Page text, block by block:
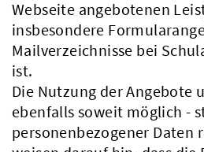
Webseite angebotenen
insbesondere
Mailverzeichnisse bei
ist.
Die Nutzung der Angebote
ebenfalls soweit möglich -
personenbezogener Daten